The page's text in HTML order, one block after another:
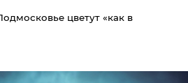
цветут «как в